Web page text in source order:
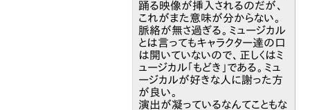
踊る映像が挿入されるのだが、
これがまた意味が分からない。
脈絡が無さ過ぎる。ミュージカル
とは言ってもキャラクター達の口
は開いていないので、正しくはミ
ュージカル「もどき」である。ミュ
ージカルが好きな人に謝った方
が良い。
演出が凝っているなんてこともな